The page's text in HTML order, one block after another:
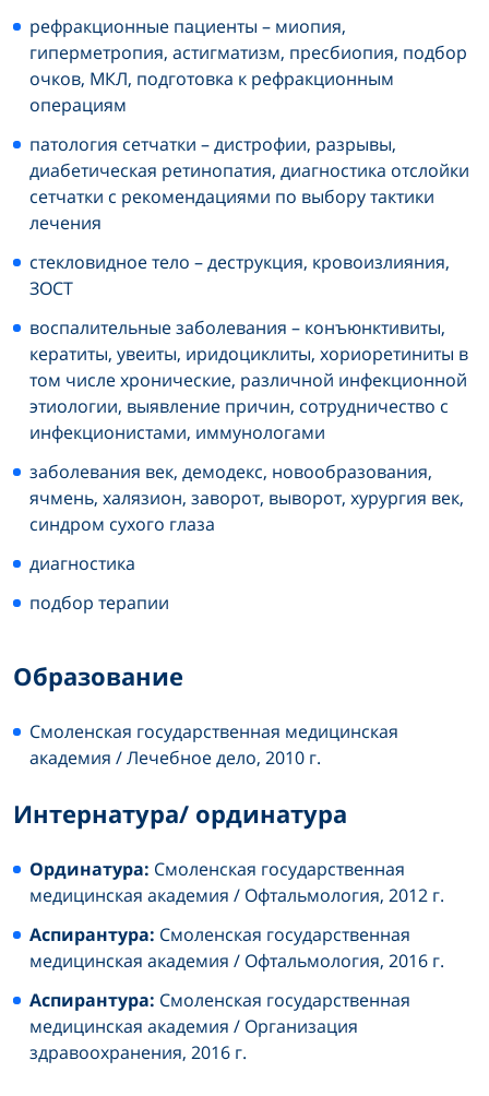
рефракционные пациенты – миопия,
гиперметропия, астигматизм, пресбиопия, подбор
очков, МКЛ, подготовка к рефракционным
операциям
патология сетчатки – дистрофии, разрывы,
диабетическая ретинопатия, диагностика отслойки
сетчатки с рекомендациями по выбору тактики
лечения
стекловидное тело – деструкция, кровоизлияния,
ЗОСТ
воспалительные заболевания – конъюнктивиты,
кератиты, увеиты, иридоциклиты, хориоретиниты в
том числе хронические, различной инфекционной
этиологии, выявление причин, сотрудничество с
инфекционистами, иммунологами
заболевания век, демодекс, новообразования,
ячмень, халязион, заворот, выворот, хурургия век,
синдром сухого глаза
диагностика
подбор терапии
Образование
Смоленская государственная медицинская
академия / Лечебное дело, 2010 г.
Интернатура/ ординатура
Ординатура: Смоленская государственная
медицинская академия / Офтальмология, 2012 г.
Аспирантура: Смоленская государственная
медицинская академия / Офтальмология, 2016 г.
Аспирантура: Смоленская государственная
медицинская академия / Организация
здравоохранения, 2016 г.